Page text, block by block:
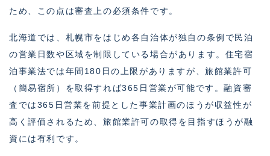
ため、この点は審査上の必須条件です。
北海道では、札幌市をはじめ各自治体が独自の条例で民泊
の営業日数や区域を制限している場合があります。住宅宿
泊事業法では年間180日の上限がありますが、旅館業許可
（簡易宿所）を取得すれば365日営業が可能です。融資審
査では365日営業を前提とした事業計画のほうが収益性が
高く評価されるため、旅館業許可の取得を目指すほうが融
資には有利です。